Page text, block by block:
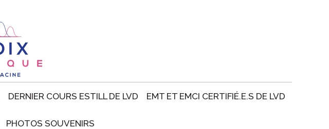
DERNIER COURS ESTILL DE LVD EMT ET EMCI CERTIFIÉ.E.S DE LVD
PHOTOS SOUVENIRS